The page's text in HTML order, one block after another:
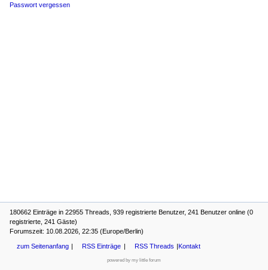
Passwort vergessen
180662 Einträge in 22955 Threads, 939 registrierte Benutzer, 241 Benutzer online (0
registrierte, 241 Gäste)
Forumszeit: 10.08.2026, 22:35 (Europe/Berlin)
zum Seitenanfang RSS Einträge RSS Threads Kontakt
powered by my little forum